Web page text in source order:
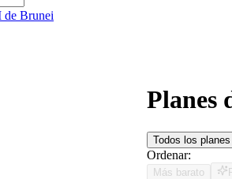
de Brunei
Planes
Todos los planes
Ordenar:
Más barato